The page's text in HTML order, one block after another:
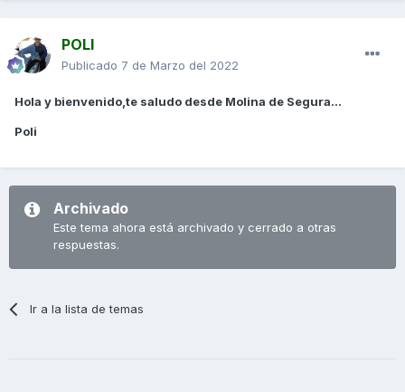
POLI
Publicado 7 de Marzo del 2022
Hola y bienvenido,te saludo desde Molina de Segura...
Poli
Archivado
Este tema ahora está archivado y cerrado a otras
respuestas.
Ir a la lista de temas